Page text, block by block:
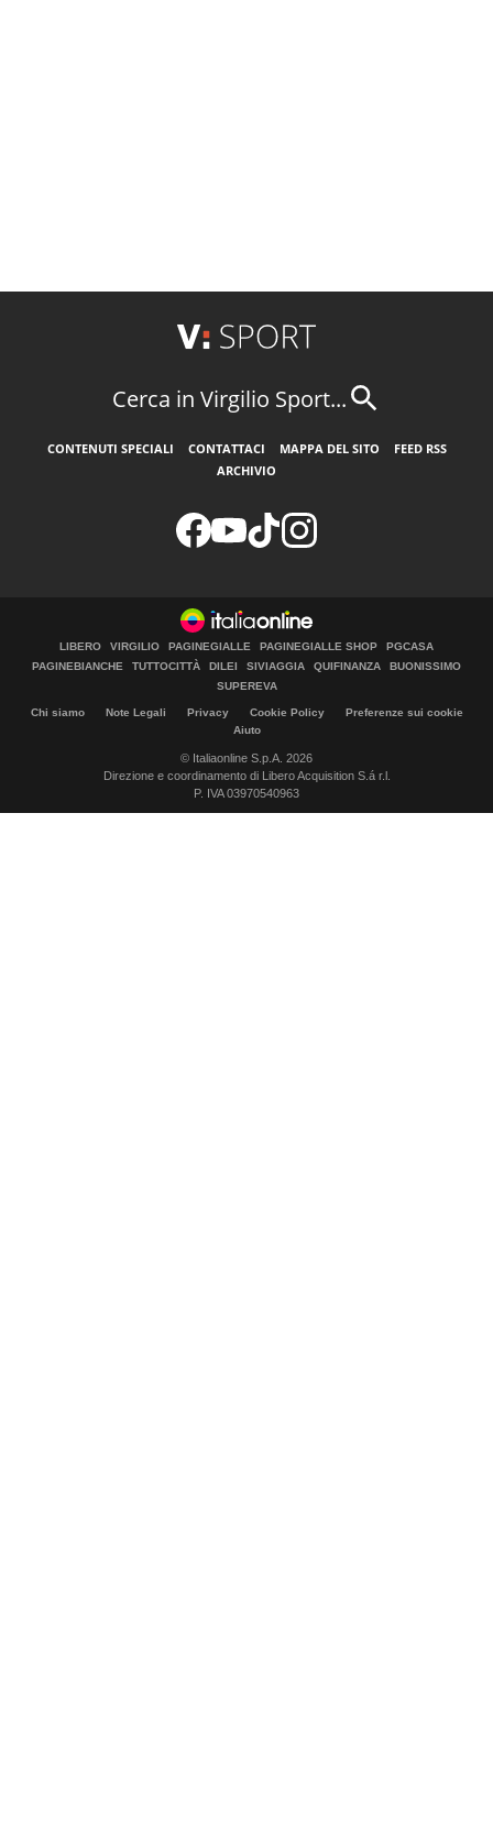
Cerca in Virgilio Sport...
CONTENUTI SPECIALI CONTATTACI MAPPA DEL SITO
FEED RSS
ARCHIVIO
LIBERO VIRGILIO PAGINEGIALLE PAGINEGIALLE SHOP
PGCASA
PAGINEBIANCHE
TUTTOCITTÀ DILEI SIVIAGGIA QUIFINANZA
BUONISSIMO
SUPEREVA
Chi siamo Note Legali Privacy Cookie Policy
Preferenze sui cookie
Aiuto
© Italiaonline S.p.A. 2026
Direzione e coordinamento di Libero Acquisition S.á r.l.
P. IVA 03970540963